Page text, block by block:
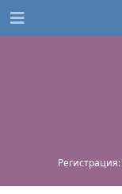
Регистрация: